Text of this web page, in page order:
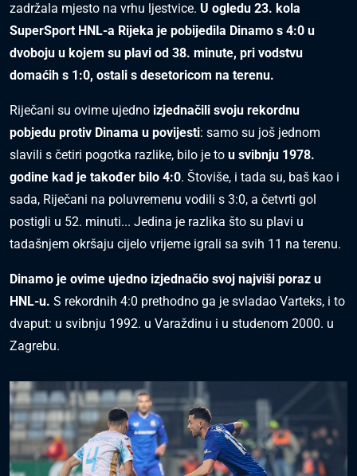
zadržala mjesto na vrhu ljestvice. U ogledu 23. kola
SuperSport HNL-a Rijeka je pobijedila Dinamo s 4:0 u
dvoboju u kojem su plavi od 38. minute, pri vodstvu
domaćih s 1:0, ostali s desetoricom na terenu.
Riječani su ovime ujedno izjednačili svoju rekordnu
pobjedu protiv Dinama u povijesti: samo su još jednom
slavili s četiri pogotka razlike, bilo je to u svibnju 1978.
godine kad je također bilo 4:0. Štoviše, i tada su, baš kao i
sada, Riječani na poluvremenu vodili s 3:0, a četvrti gol
postigli u 52. minuti... Jedina je razlika što su plavi u
tadašnjem okršaju cijelo vrijeme igrali sa svih 11 na terenu.
Dinamo je ovime ujedno izjednačio svoj najviši poraz u
HNL-u. S rekordnih 4:0 prethodno ga je svladao Varteks, i to
dvaput: u svibnju 1992. u Varaždinu i u studenom 2000. u
Zagrebu.